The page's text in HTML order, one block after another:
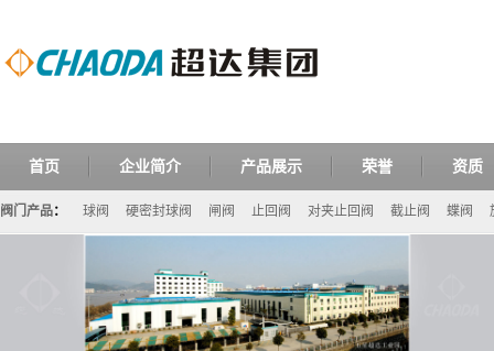
首页 企业简介 产品展示 荣誉 资质
阀门产品： 球阀 硬密封球阀 闸阀 止回阀 对夹止回阀 截止阀 蝶阀